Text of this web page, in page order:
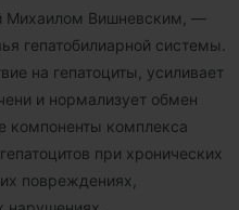
Михаилом Вишневским, —
гепатобилиарной системы.
на гепатоциты, усиливает
и нормализует обмен
компоненты комплекса
при хронических
повреждениях,